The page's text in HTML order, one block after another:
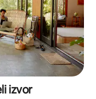
izvor